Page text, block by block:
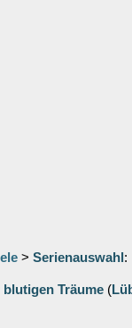
> Serienauswahl :
blutigen Träume (